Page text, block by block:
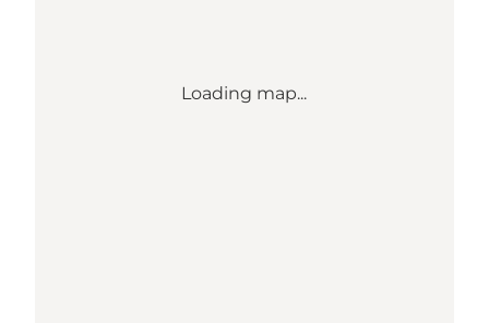
Loading map...